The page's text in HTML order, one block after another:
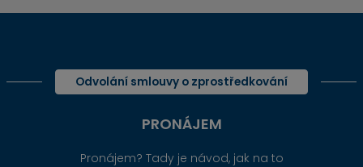
Odvolání smlouvy o zprostředkování
PRONÁJEM
Pronájem? Tady je návod, jak na to